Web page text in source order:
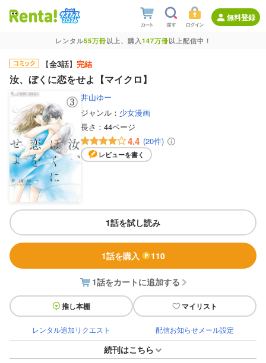
無料登録
レンタル55万冊以上、購入147万冊以上配信中！
【全3話】 完結
汝、ぼくに恋をせよ【マイクロ】
井山ゆー
ジャンル： 少女漫画
長さ： 44ページ
4.4 (20件)
レビューを書く
1話を試し読み
1話を購入 110
1話をカートに追加する
推し本棚 マイリスト
レンタル追加リクエスト 配信お知らせメール設定
続刊はこちら